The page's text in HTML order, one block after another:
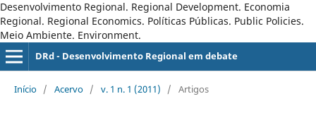
Desenvolvimento Regional. Regional Development. Economia
Regional. Regional Economics. Políticas Públicas. Public Policies.
Meio Ambiente. Environment.
DRd - Desenvolvimento Regional em debate
Início / Acervo / v. 1 n. 1 (2011) / Artigos